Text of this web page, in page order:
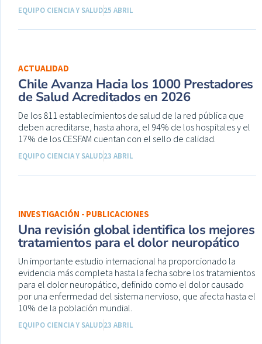
EQUIPO CIENCIA Y SALUD25 ABRIL
ACTUALIDAD
Chile Avanza Hacia los 1000 Prestadores
de Salud Acreditados en 2026
De los 811 establecimientos de salud de la red pública que
deben acreditarse, hasta ahora, el 94% de los hospitales y el
17% de los CESFAM cuentan con el sello de calidad.
EQUIPO CIENCIA Y SALUD23 ABRIL
INVESTIGACIÓN - PUBLICACIONES
Una revisión global identifica los mejores
tratamientos para el dolor neuropático
Un importante estudio internacional ha proporcionado la
evidencia más completa hasta la fecha sobre los tratamientos
para el dolor neuropático, definido como el dolor causado
por una enfermedad del sistema nervioso, que afecta hasta el
10% de la población mundial.
EQUIPO CIENCIA Y SALUD23 ABRIL